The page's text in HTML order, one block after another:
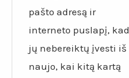
pašto adresą ir
interneto puslapį, kad
jų nebereiktų įvesti iš
naujo, kai kitą kartą